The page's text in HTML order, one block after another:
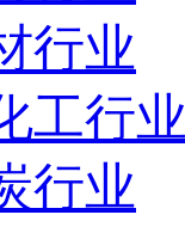
行业
工行业
行业